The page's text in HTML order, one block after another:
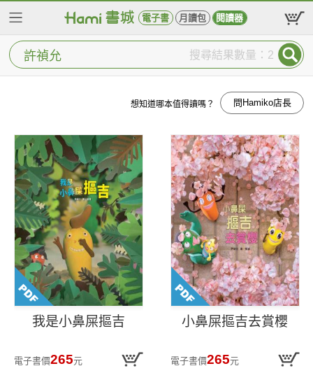
電子書 月讀包 閱讀器
搜尋結果數量：2
想知道哪本值得讀嗎？ 問Hamiko店長
我是小鼻屎摳吉
電子書價265元
小鼻屎摳吉去賞櫻
電子書價265元